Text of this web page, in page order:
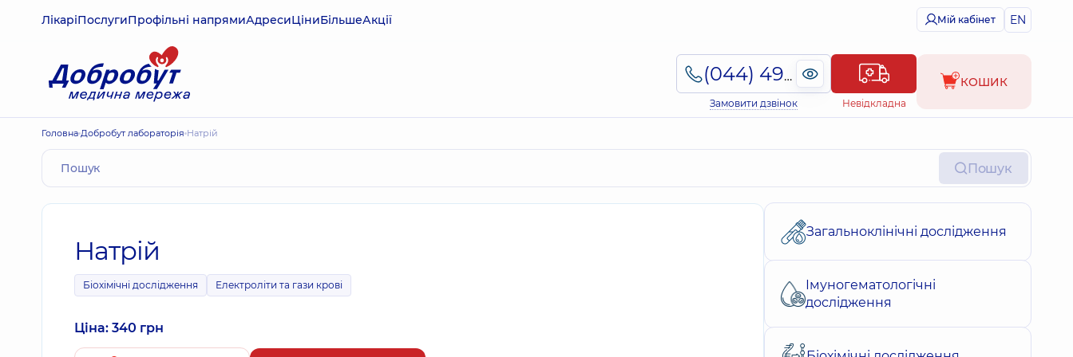
ЛікаріПослугиПрофільні напрямиАдресиЦіниБільшеАкції Мій кабінет EN
(044) 495-2-888
Замовити дзвінок Невідкладна
КОШИК
Головна Добробут лабораторія Натрій
Пошук
Натрій
Біохімічні дослідження Електроліти та гази крові
Ціна: 340 грн
Загальноклінічні дослідження
Імуногематологічні
дослідження